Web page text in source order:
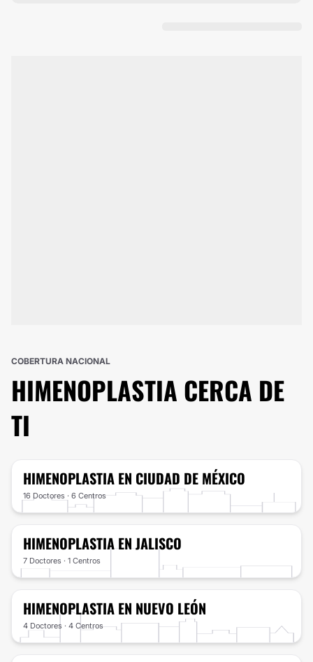
COBERTURA NACIONAL
HIMENOPLASTIA CERCA DE
TI
HIMENOPLASTIA EN CIUDAD DE MÉXICO
16 Doctores · 6 Centros
HIMENOPLASTIAEN JALISCO
7 Doctores · 1 Centros
HIMENOPLASTIA EN NUEVO LEÓN
4 Doctores · 4 Centros